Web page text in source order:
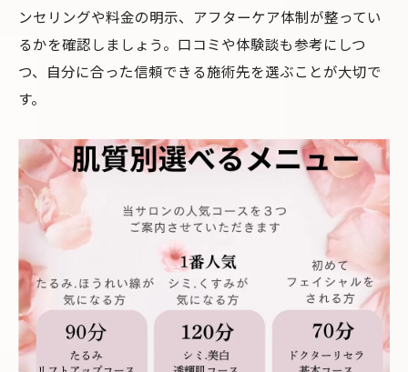
カウンセリングで分かるほうれい線施術の
違い
リフトアップの方法で変わる肌印象とは
ほうれい線が目立たなくなるリフトアップ
ほうれい線改善で若々しい肌印象を手に入
リフトアップ施術ごとのほうれい線効果の
違い
ほうれい線対策におすすめのリフトアップ
ンセリングや料金の明示、アフターケア体制が整ってい
るかを確認しましょう。口コミや体験談も参考にしつ
つ、自分に合った信頼できる施術先を選ぶことが大切で
す。